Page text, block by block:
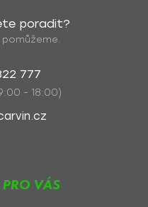
poradit?
pomůžeme.
777
- 18:00)
VÁS